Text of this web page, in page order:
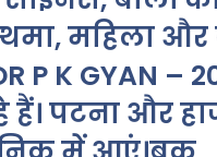
महिला
P K GYAN –
हैं। पटना और